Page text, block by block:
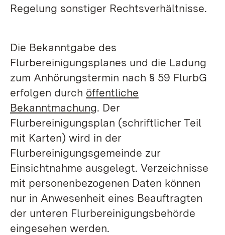
Regelung sonstiger Rechtsverhältnisse.
Die Bekanntgabe des
Flurbereinigungsplanes und die Ladung
zum Anhörungstermin nach § 59 FlurbG
erfolgen durch öffentliche
Bekanntmachung. Der
Flurbereinigungsplan (schriftlicher Teil
mit Karten) wird in der
Flurbereinigungsgemeinde zur
Einsichtnahme ausgelegt. Verzeichnisse
mit personenbezogenen Daten können
nur in Anwesenheit eines Beauftragten
der unteren Flurbereinigungsbehörde
eingesehen werden.